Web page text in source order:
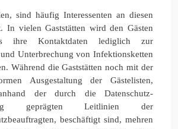
sind häufig Interessenten an diesen
In vielen Gaststätten wird den Gästen
ihre Kontaktdaten lediglich zur
Unterbrechung von Infektionsketten
Während die Gaststätten noch mit der
Ausgestaltung der Gästelisten,
der durch die Datenschutz-
geprägten Leitlinien der
beschäftigt sind, mehren